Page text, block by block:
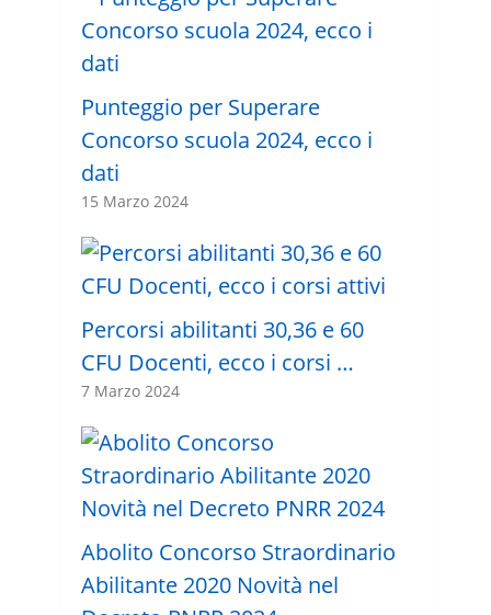
Punteggio per Superare
Concorso scuola 2024, ecco i
dati
15 Marzo 2024
Percorsi abilitanti 30,36 e 60
CFU Docenti, ecco i corsi …
7 Marzo 2024
Abolito Concorso Straordinario
Abilitante 2020 Novità nel